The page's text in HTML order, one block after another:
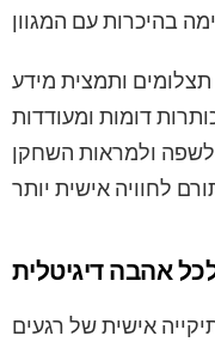
ותמצית מידע
דומות ומעודדות
ולמראות השחקן
אהבה דיגיטלית
אישית של רגעים